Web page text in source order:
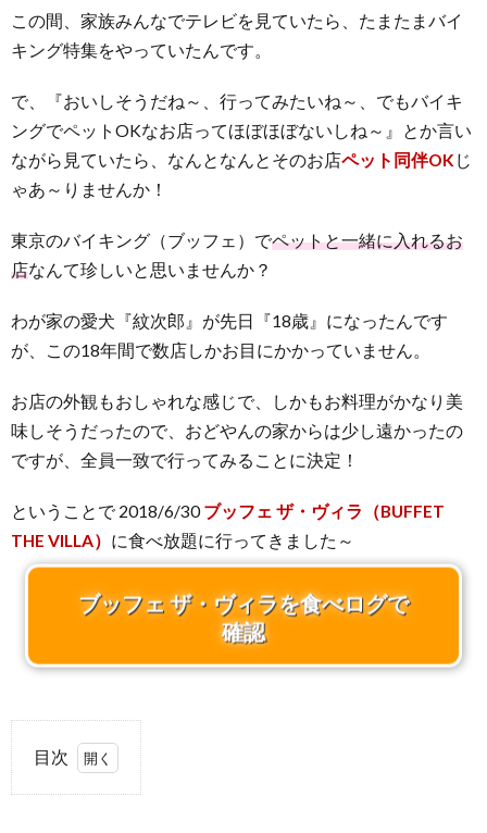
この間、家族みんなでテレビを見ていたら、たまたまバイ
キング特集をやっていたんです。
で、『おいしそうだね～、行ってみたいね～、でもバイキ
ングでペットOKなお店ってほぼほぼないしね～』とか言い
ながら見ていたら、なんとなんとそのお店ペット同伴OK じ
ゃあ～りませんか！
東京のバイキング（ブッフェ）でペットと一緒に入れるお
店なんて珍しいと思いませんか？
わが家の愛犬『紋次郎』が先日『18歳』になったんです
が、この18年間で数店しかお目にかかっていません。
お店の外観もおしゃれな感じで、しかもお料理がかなり美
味しそうだったので、おどやんの家からは少し遠かったの
ですが、全員一致で行ってみることに決定！
ということで 2018/6/30ブッフェ ザ・ヴィラ（BUFFET
THE VILLA） に食べ放題に行ってきました～
ブッフェ ザ・ヴィラを食べログで
確認
目次
1.